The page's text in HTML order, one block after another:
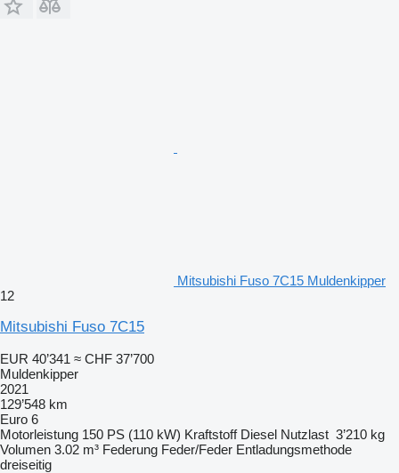
Mitsubishi Fuso 7C15 Muldenkipper
12
Mitsubishi Fuso 7C15
EUR 40’341 ≈ CHF 37’700
Muldenkipper
2021
129’548 km
Euro 6
Motorleistung 150 PS (110 kW) Kraftstoff Diesel Nutzlast 3’210 kg
Volumen 3.02 m³ Federung Feder/Feder Entladungsmethode
dreiseitig